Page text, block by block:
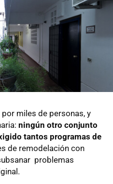
miles de personas, y
ningún otro conjunto
tantos programas de
de remodelación con
problemas